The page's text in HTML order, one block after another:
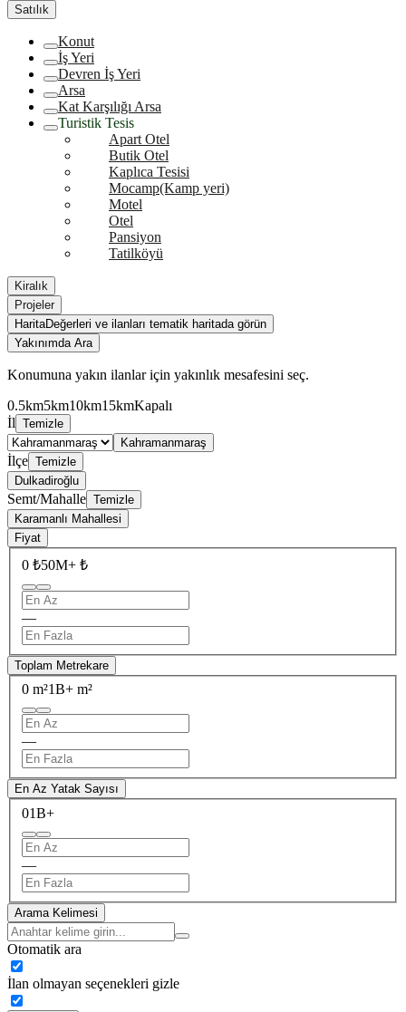
Satılık
Konut
İş Yeri
Devren İş Yeri
Arsa
Kat Karşılığı Arsa
Turistik Tesis
Apart Otel
Butik Otel
Kaplıca Tesisi
Mocamp(Kamp yeri)
Motel
Otel
Pansiyon
Tatilköyü
Kiralık
Projeler
HaritaDeğerleri ve ilanları tematik haritada görün
Yakınımda Ara
Konumuna yakın ilanlar için yakınlık mesafesini seç.
0.5km5km10km15kmKapalı
İl Temizle
Kahramanmaraş
İlçe Temizle
Dulkadiroğlu
Semt/Mahalle Temizle
Karamanlı Mahallesi
Fiyat
0 ₺50M+ ₺
—
Toplam Metrekare
0 m²1B+ m²
—
En Az Yatak Sayısı
01B+
—
Arama Kelimesi
Otomatik ara
İlan olmayan seçenekleri gizle